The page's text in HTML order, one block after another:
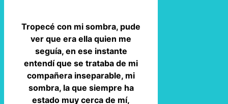
Tropecé con mi sombra, pude
ver que era ella quien me
seguía, en ese instante
entendí que se trataba de mi
compañera inseparable, mi
sombra, la que siempre ha
estado muy cerca de mí,